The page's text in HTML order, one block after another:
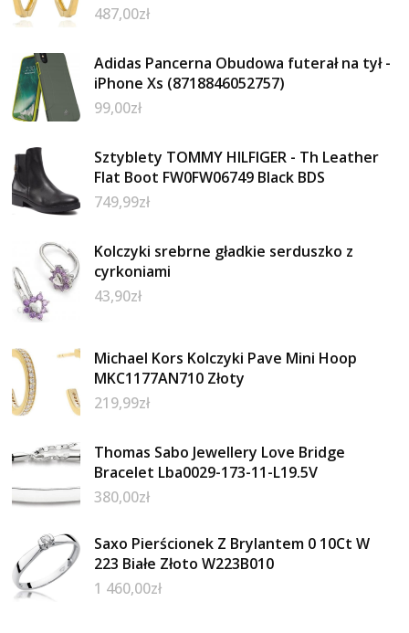
487,00zł
Adidas Pancerna Obudowa futerał na tył -
iPhone Xs (8718846052757)
99,00zł
Sztyblety TOMMY HILFIGER - Th Leather
Flat Boot FW0FW06749 Black BDS
749,99zł
Kolczyki srebrne gładkie serduszko z
cyrkoniami
43,90zł
Michael Kors Kolczyki Pave Mini Hoop
MKC1177AN710 Złoty
219,99zł
Thomas Sabo Jewellery Love Bridge
Bracelet Lba0029-173-11-L19.5V
380,00zł
Saxo Pierścionek Z Brylantem 0 10Ct W
223 Białe Złoto W223B010
1 460,00zł